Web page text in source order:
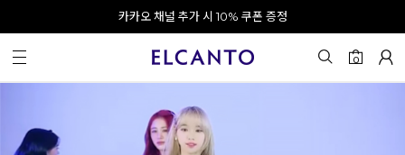
오전 10시 이전 결제 완료 시 오늘 출발!
회원가입 시 최대 20% 쿠폰 지급
카카오 채널 추가 시 10% 쿠폰 증정
0